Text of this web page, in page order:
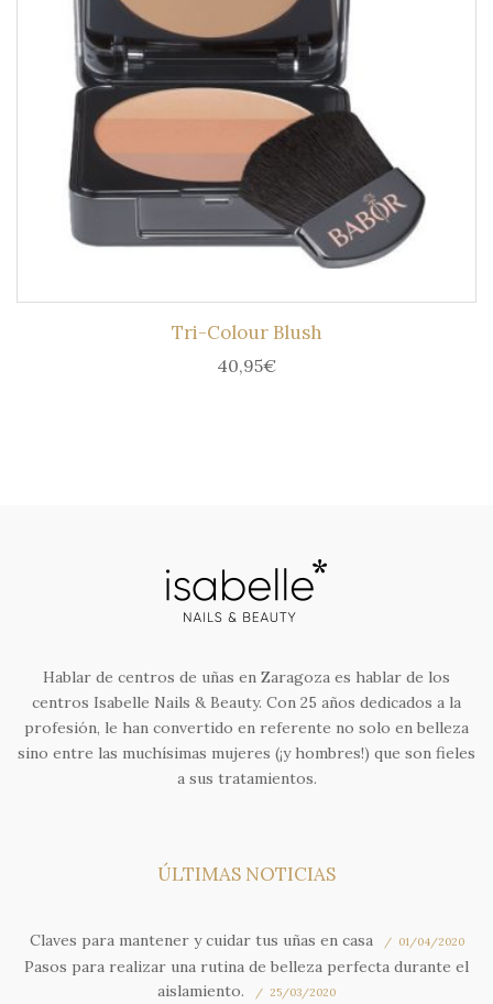
Tri-Colour Blush
40,95€
Hablar de centros de uñas en Zaragoza es hablar de los
centros Isabelle Nails & Beauty. Con 25 años dedicados a la
profesión, le han convertido en referente no solo en belleza
sino entre las muchísimas mujeres (¡y hombres!) que son fieles
a sus tratamientos.
ÚLTIMAS NOTICIAS
Claves para mantener y cuidar tus uñas en casa 01/04/2020
Pasos para realizar una rutina de belleza perfecta durante el
aislamiento.
25/03/2020